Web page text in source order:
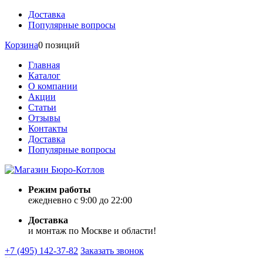
Доставка
Популярные вопросы
Корзина0 позиций
Главная
Каталог
О компании
Акции
Статьи
Отзывы
Контакты
Доставка
Популярные вопросы
Режим работы
ежедневно с 9:00 до 22:00
Доставка
и монтаж по Москве и области!
+7 (495) 142-37-82 Заказать звонок